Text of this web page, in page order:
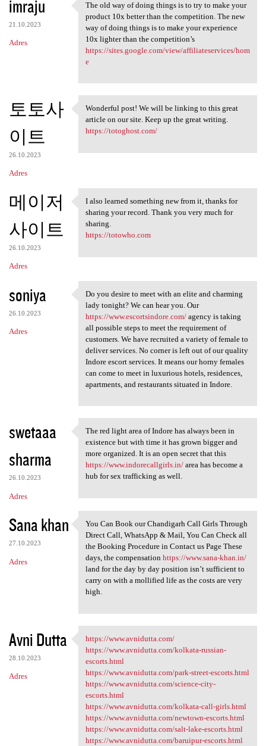
imraju
21.10.2023
Adres
The old way of doing things
The old way of doing things is to try to make your
product 10x better than the competition. The new
way of doing things is to make your experience
10x lighter than the competition’s
https://sites.google.com/view/affiliateservices/hom
e
토토사
이트
26.10.2023
Adres
Wonderful post! We will be
Wonderful post! We will be linking to this great
article on our site. Keep up the great writing.
https://totoghost.com/
메이저
사이트
26.10.2023
Adres
I also learned something new
I also learned something new from it, thanks for
sharing your record. Thank you very much for
sharing.
https://totowho.com
soniya
26.10.2023
Adres
Do you desire to meet with an
Do you desire to meet with an elite and charming
lady tonight? We can hear you. Our
https://www.escortsindore.com/agency is taking
all possible steps to meet the requirement of
customers. We have recruited a variety of female to
deliver services. No corner is left out of our quality
Indore escort services. It means our horny females
can come to meet in luxurious hotels, residences,
apartments, and restaurants situated in Indore.
swetaaa
sharma
26.10.2023
Adres
The red light area of Indore
The red light area of Indore has always been in
existence but with time it has grown bigger and
more organized. It is an open secret that this
https://www.indorecallgirls.in/area has become a
hub for sex trafficking as well.
Sana khan
27.10.2023
Adres
You Can Book our Chandigarh
You Can Book our Chandigarh Call Girls Through
Direct Call, WhatsApp & Mail, You Can Check all
the Booking Procedure in Contact us Page These
days, the compensation https://www.sana-khan.in/
land for the day by day position isn’t sufficient to
carry on with a mollified life as the costs are very
high.
Avni Dutta
28.10.2023
Adres
https://www.avnidutta.com/
https://www.avnidutta.com/
https://www.avnidutta.com/kolkata-russian-
escorts.html
https://www.avnidutta.com/park-street-escorts.html
https://www.avnidutta.com/science-city-
escorts.html
https://www.avnidutta.com/kolkata-call-girls.html
https://www.avnidutta.com/newtown-escorts.html
https://www.avnidutta.com/salt-lake-escorts.html
https://www.avnidutta.com/baruipur-escorts.html